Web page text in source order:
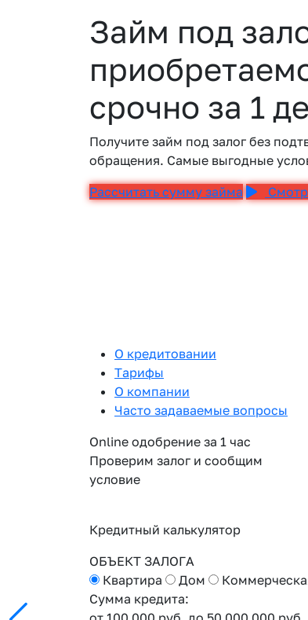
Займ под
срочно за 1
Получите займ под залог без
обращения. Самые выгодные
Рассчитать сумму займа
О кредитовании
Тарифы
О компании
Часто задаваемые вопросы
Online одобрение за 1 час
Проверим залог и сообщим
условие
Кредитный калькулятор
ОБЪЕКТ ЗАЛОГА
Квартира
Дом
Сумма кредита: